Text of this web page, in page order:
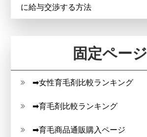
に給与交渉する方法
固定ページ
➡女性育毛剤比較ランキング
➡育毛剤比較ランキング
➡育毛商品通販購入ページ